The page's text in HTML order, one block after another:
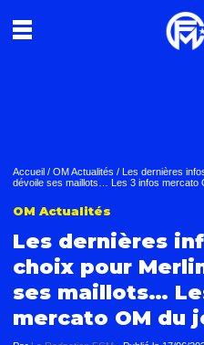
Accueil / OM Actualités / Les dernières
dévoile ses maillots… Les 3 infos mercato
OM Actualités
Les dernières
choix pour
ses maillots…
mercato OM du